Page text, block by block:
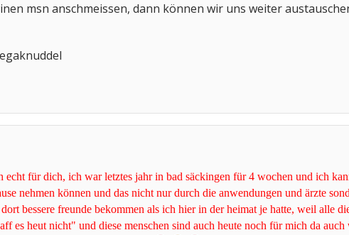
msn anschmeissen, dann können wir uns weiter
echt für dich, ich war letztes jahr in bad säckingen für 4 wochen und ich
nehmen können und das nicht nur durch die anwendungen und ärzte
bessere freunde bekommen als ich hier in der heimat je hatte, weil alle
es heut nicht" und diese menschen sind auch heute noch für mich da